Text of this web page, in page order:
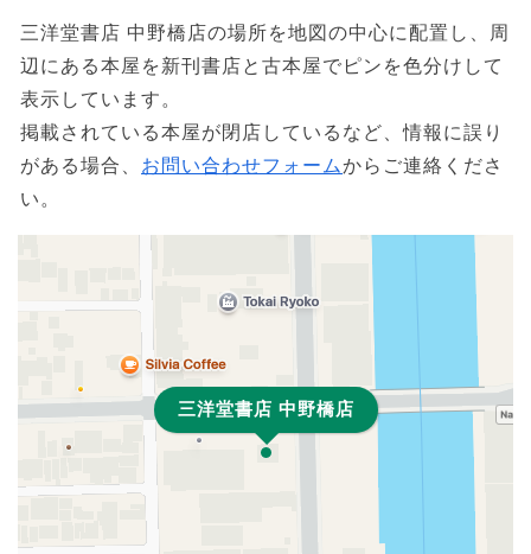
三洋堂書店 中野橋店の場所を地図の中心に配置し、周
辺にある本屋を新刊書店と古本屋でピンを色分けして
表示しています。
掲載されている本屋が閉店しているなど、情報に誤り
がある場合、 お問い合わせフォームからご連絡くださ
い。
三洋堂書店 中野橋店